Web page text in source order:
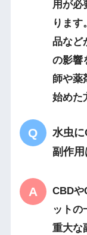
用が必
ります
品など
の影響
師や薬
始めた
水虫
副作
CBDや
ットの
重大な